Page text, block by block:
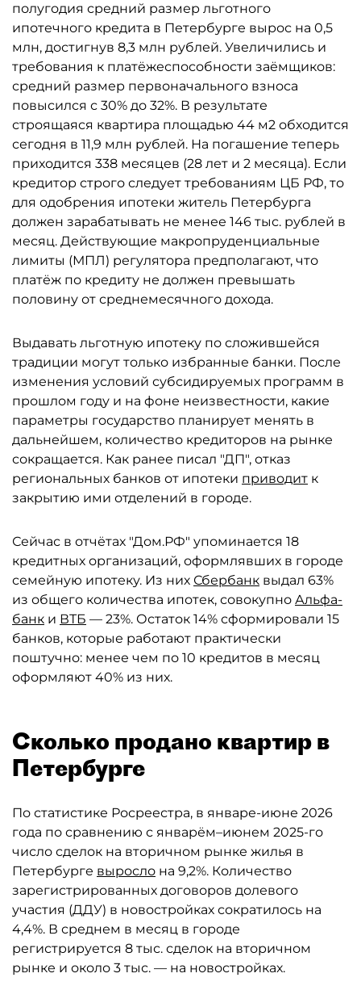
полугодия средний размер льготного
ипотечного кредита в Петербурге вырос на 0,5
млн, достигнув 8,3 млн рублей. Увеличились и
требования к платёжеспособности заёмщиков:
средний размер первоначального взноса
повысился с 30% до 32%. В результате
строящаяся квартира площадью 44 м2 обходится
сегодня в 11,9 млн рублей. На погашение теперь
приходится 338 месяцев (28 лет и 2 месяца). Если
кредитор строго следует требованиям ЦБ РФ, то
для одобрения ипотеки житель Петербурга
должен зарабатывать не менее 146 тыс. рублей в
месяц. Действующие макропруденциальные
лимиты (МПЛ) регулятора предполагают, что
платёж по кредиту не должен превышать
половину от среднемесячного дохода.
Выдавать льготную ипотеку по сложившейся
традиции могут только избранные банки. После
изменения условий субсидируемых программ в
прошлом году и на фоне неизвестности, какие
параметры государство планирует менять в
дальнейшем, количество кредиторов на рынке
сокращается. Как ранее писал "ДП", отказ
региональных банков от ипотеки приводит к
закрытию ими отделений в городе.
Сейчас в отчётах "Дом.РФ" упоминается 18
кредитных организаций, оформлявших в городе
семейную ипотеку. Из них Сбербанк выдал 63%
из общего количества ипотек, совокупно Альфа-
банк и ВТБ — 23%. Остаток 14% сформировали 15
банков, которые работают практически
поштучно: менее чем по 10 кредитов в месяц
оформляют 40% из них.
Сколько продано квартир в
Петербурге
По статистике Росреестра, в январе-июне 2026
года по сравнению с январём–июнем 2025-го
число сделок на вторичном рынке жилья в
Петербурге выросло на 9,2%. Количество
зарегистрированных договоров долевого
участия (ДДУ) в новостройках сократилось на
4,4%. В среднем в месяц в городе
регистрируется 8 тыс. сделок на вторичном
рынке и около 3 тыс. — на новостройках.